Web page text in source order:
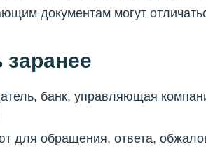
документам могут
заранее
банк, управляющая
для обращения, ответа,